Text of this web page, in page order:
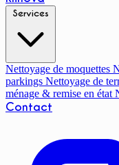
Nettoyage de moquettes
parkings Nettoyage de
ménage & remise en état
Contact